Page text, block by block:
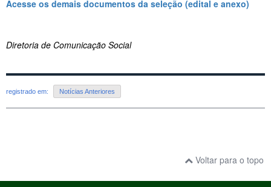
Acesse os demais documentos da seleção (edital e anexo)
Diretoria de Comunicação Social
registrado em: Notícias Anteriores
Voltar para o topo